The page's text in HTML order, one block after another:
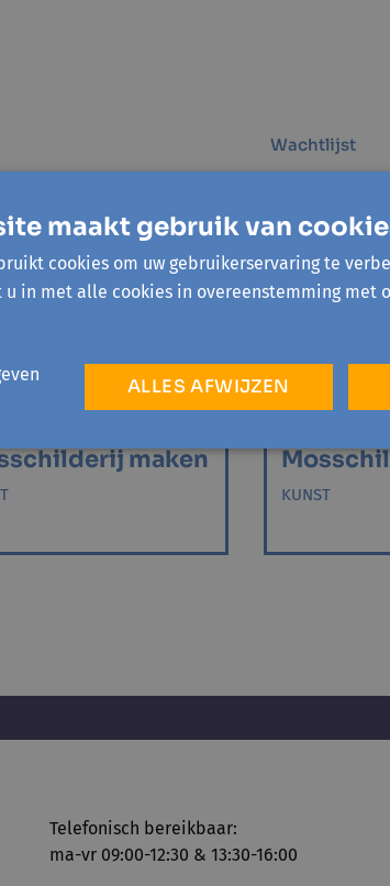
oktober '26 - 1 sessie
maken
Wachtlijst
zo 22
KUNST
maken
HALLE
KUNST
Telefonisch bereikbaar:
ma-vr 09:00-12:30 & 13:30-16:00
maakt gebruik van
cookies om uw gebruikerservaring te
in met alle cookies in overeenstemming met
ALLES AFWIJZEN